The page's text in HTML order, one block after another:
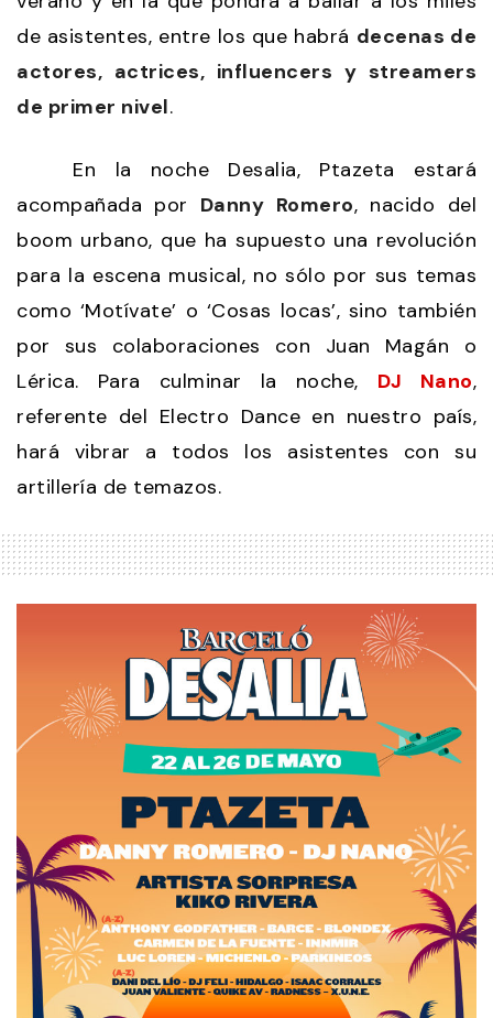
de asistentes, entre los que habrá decenas de
actores, actrices, influencers y streamers
de primer nivel.
En la noche Desalia, Ptazeta estará
acompañada por Danny Romero, nacido del
boom urbano, que ha supuesto una revolución
para la escena musical, no sólo por sus temas
como ‘Motívate’ o ‘Cosas locas’, sino también
por sus colaboraciones con Juan Magán o
Lérica. Para culminar la noche, DJ Nano,
referente del Electro Dance en nuestro país,
hará vibrar a todos los asistentes con su
artillería de temazos.